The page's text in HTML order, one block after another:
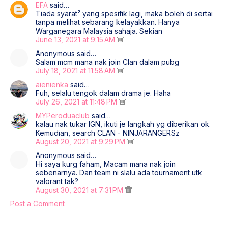
EFA said…
Tiada syarat² yang spesifik lagi, maka boleh di sertai
tanpa melihat sebarang kelayakkan. Hanya
Warganegara Malaysia sahaja. Sekian
June 13, 2021 at 9:15 AM
Anonymous said…
Salam mcm mana nak join Clan dalam pubg
July 18, 2021 at 11:58 AM
aienienka said…
Fuh, selalu tengok dalam drama je. Haha
July 26, 2021 at 11:48 PM
MYPeroduaclub said…
kalau nak tukar IGN, ikuti je langkah yg diberikan ok.
Kemudian, search CLAN - NINJARANGERSz
August 20, 2021 at 9:29 PM
Anonymous said…
Hi saya kurg faham, Macam mana nak join
sebenarnya. Dan team ni slalu ada tournament utk
valorant tak?
August 30, 2021 at 7:31 PM
Post a Comment